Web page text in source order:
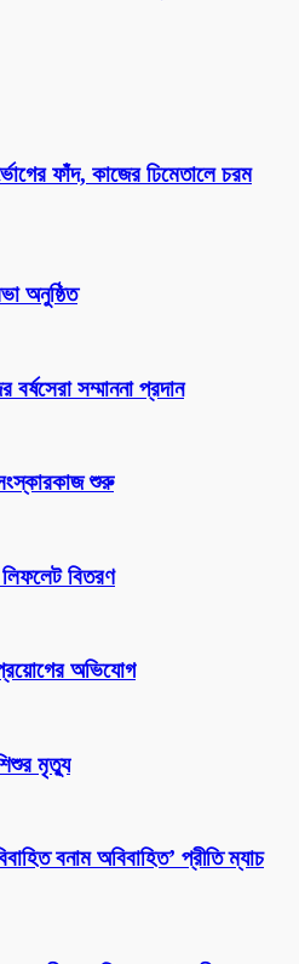
ফাঁদ, কাজের ঢিমেতালে চরম
অনুষ্ঠিত
বর্ষসেরা সম্মাননা প্রদান
শুরু
বিতরণ
প্রয়োগের অভিযোগ
মৃত্যু
বনাম অবিবাহিত’ প্রীতি ম্যাচ